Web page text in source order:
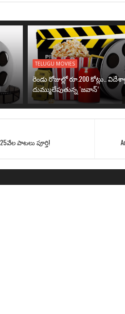
TELUGU MOVIES
రెండు రోజుల్లో రూ.200 కోట్లు..
దుమ్ములేపుతున్న ‘జవాన్’
పాటలు పూర్తి!